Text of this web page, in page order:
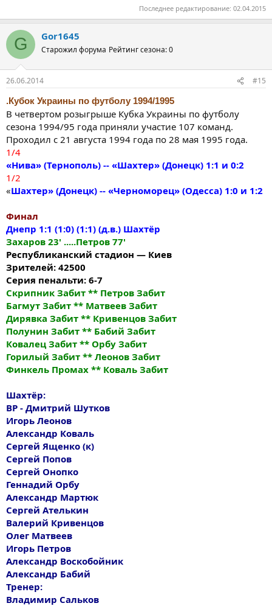
Последнее редактирование: 02.04.2015
G Gor1645
Старожил форума Рейтинг сезона: 0
26.06.2014
#15
.Кубок Украины по футболу 1994/1995
В четвертом розыгрыше Кубка Украины по футболу
сезона 1994/95 года приняли участие 107 команд.
Проходил с 21 августа 1994 года по 28 мая 1995 года.
1/4
«Нива» (Тернополь) -- «Шахтер» (Донецк) 1:1 и 0:2
1/2
«Шахтер» (Донецк) -- «Черноморец» (Одесса) 1:0 и 1:2
Финал
Днепр 1:1 (1:0) (1:1) (д.в.) Шахтёр
Захаров 23' .....Петров 77'
Республиканский стадион — Киев
Зрителей: 42500
Серия пенальти: 6-7
Скрипник Забит ** Петров Забит
Багмут Забит ** Матвеев Забит
Дирявка Забит ** Кривенцов Забит
Полунин Забит ** Бабий Забит
Ковалец Забит ** Орбу Забит
Горилый Забит ** Леонов Забит
Финкель Промах ** Коваль Забит
Шахтёр:
ВР - Дмитрий Шутков
Игорь Леонов
Александр Коваль
Сергей Ященко (к)
Сергей Попов
Сергей Онопко
Геннадий Орбу
Александр Мартюк
Сергей Ателькин
Валерий Кривенцов
Олег Матвеев
Игорь Петров
Александр Воскобойник
Александр Бабий
Тренер:
Владимир Сальков